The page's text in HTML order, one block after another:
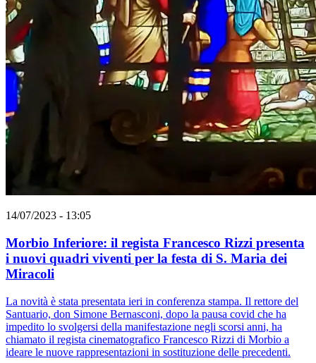
14/07/2023 - 13:05
Morbio Inferiore: il regista Francesco Rizzi presenta
i nuovi quadri viventi per la festa di S. Maria dei
Miracoli
La novità è stata presentata ieri in conferenza stampa. Il rettore del
Santuario, don Simone Bernasconi, dopo la pausa covid che ha
impedito lo svolgersi della manifestazione negli scorsi anni, ha
chiamato il regista cinematografico Francesco Rizzi di Morbio a
ideare le nuove rappresentazioni in sostituzione delle precedenti.